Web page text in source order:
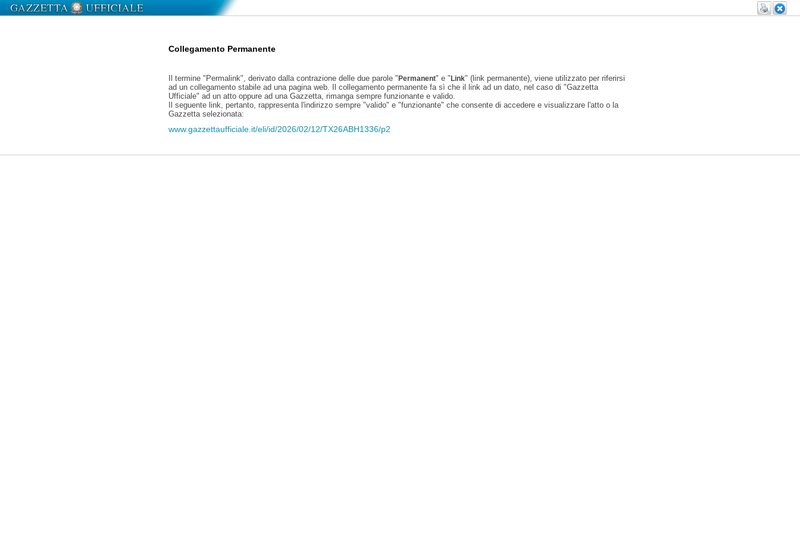
Collegamento Permanente
Il termine "Permalink", derivato dalla contrazione delle due parole "Permanent" e "Link" (link permanente), viene utilizzato per riferirsi
ad un collegamento stabile ad una pagina web. Il collegamento permanente fa sì che il link ad un dato, nel caso di "Gazzetta
Ufficiale" ad un atto oppure ad una Gazzetta, rimanga sempre funzionante e valido.
Il seguente link, pertanto, rappresenta l'indirizzo sempre "valido" e "funzionante" che consente di accedere e visualizzare l'atto o la
Gazzetta selezionata:
www.gazzettaufficiale.it/eli/id/2026/02/12/TX26ABH1336/p2